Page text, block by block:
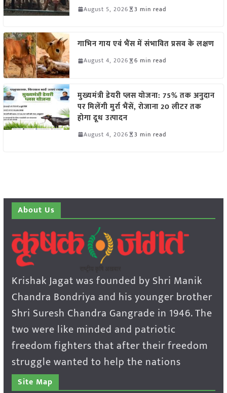
August 5, 2026 3 min read
गाभिन गाय एवं भैंस में संभावित प्रसव के लक्षण
August 4, 2026 6 min read
मुख्यमंत्री डेयरी प्लस योजना: 75% तक अनुदान
पर मिलेंगी मुर्रा भैंसें, रोजाना 20 लीटर तक
होगा दूध उत्पादन
August 4, 2026 3 min read
About Us
Krishak Jagat was founded by Shri Manik
Chandra Bondriya and his younger brother
Shri Suresh Chandra Gangrade in 1946. The
two were like minded and patriotic
freedom fighters that after their freedom
struggle wanted to help the nations
Site Map